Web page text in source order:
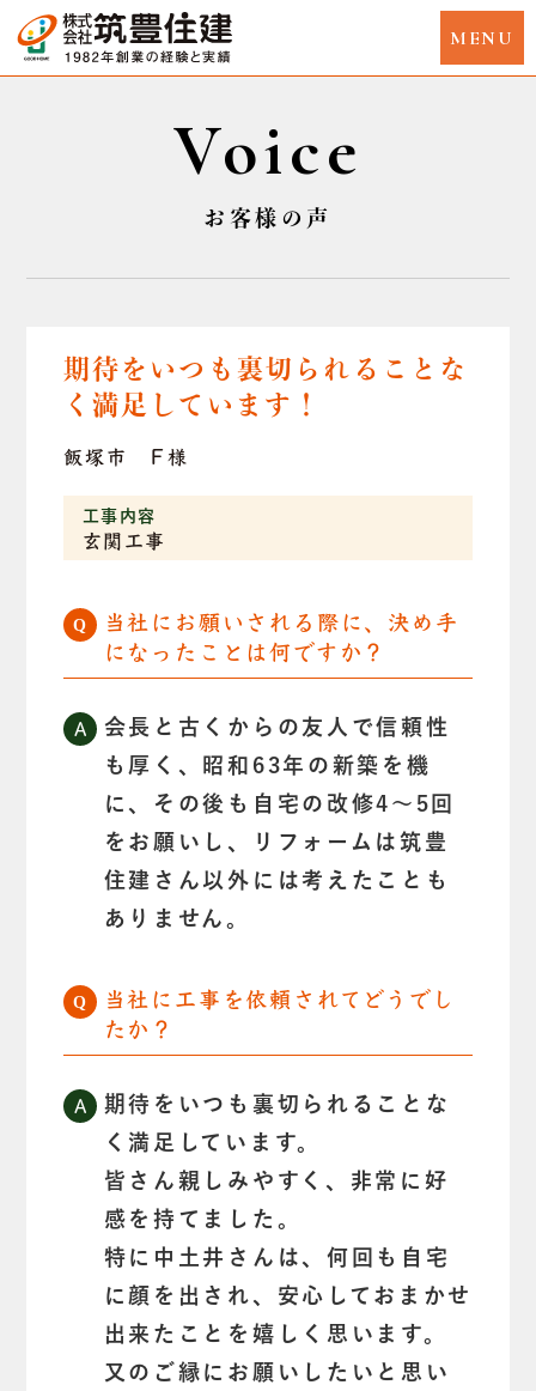
Voice
お客様の声
期待をいつも裏切られることな
く満足しています！
飯塚市 F様
工事内容
玄関工事
当社にお願いされる際に、決め手
になったことは何ですか？
会長と古くからの友人で信頼性
も厚く、昭和63年の新築を機
に、その後も自宅の改修4～5回
をお願いし、リフォームは筑豊
住建さん以外には考えたことも
ありません。
当社に工事を依頼されてどうでし
たか？
期待をいつも裏切られることな
く満足しています。
皆さん親しみやすく、非常に好
感を持てました。
特に中土井さんは、何回も自宅
に顔を出され、安心しておまかせ
出来たことを嬉しく思います。
又のご縁にお願いしたいと思い